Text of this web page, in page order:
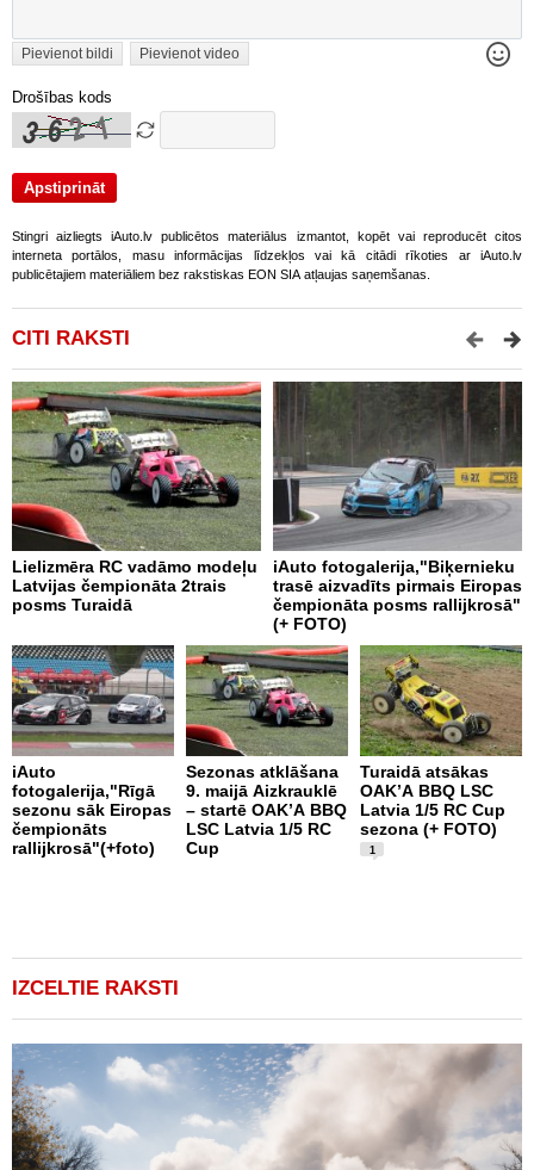
Pievienot bildi Pievienot video
Drošības kods
Stingri aizliegts iAuto.lv publicētos materiālus izmantot, kopēt vai reproducēt citos
interneta portālos, masu informācijas līdzekļos vai kā citādi rīkoties ar iAuto.lv
publicētajiem materiāliem bez rakstiskas EON SIA atļaujas saņemšanas.
CITI RAKSTI
Lielizmēra RC vadāmo modeļu
Latvijas čempionāta 2trais
posms Turaidā
iAuto fotogalerija,"Biķernieku
trasē aizvadīts pirmais Eiropas
čempionāta posms rallijkrosā"
(+ FOTO)
iAuto
fotogalerija,"Rīgā
sezonu sāk Eiropas
čempionāts
rallijkrosā"(+foto)
Sezonas atklāšana
9. maijā Aizkrauklē
– startē OAK’A BBQ
LSC Latvia 1/5 RC
Cup
Turaidā atsākas
OAK’A BBQ LSC
Latvia 1/5 RC Cup
sezona (+ FOTO)
1
IZCELTIE RAKSTI